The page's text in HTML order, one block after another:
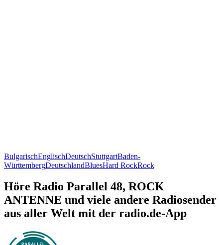
BulgarischEnglischDeutschStuttgartBaden-
WürttembergDeutschlandBluesHard RockRock
Höre Radio Parallel 48, ROCK
ANTENNE und viele andere Radiosender
aus aller Welt mit der radio.de-App